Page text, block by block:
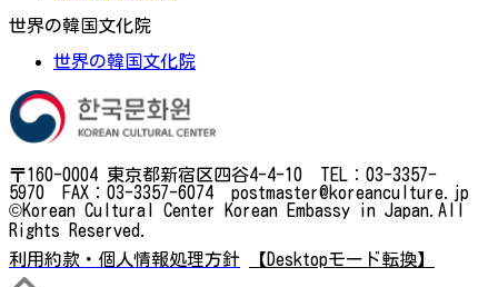
世界の韓国文化院
世界の韓国文化院
〒160-0004 東京都新宿区四谷4-4-10 TEL：03-3357-
5970 FAX：03-3357-6074 postmaster@koreanculture.jp
©Korean Cultural Center Korean Embassy in Japan.All
Rights Reserved.
利用約款・個人情報処理方針
【Desktopモード転換】